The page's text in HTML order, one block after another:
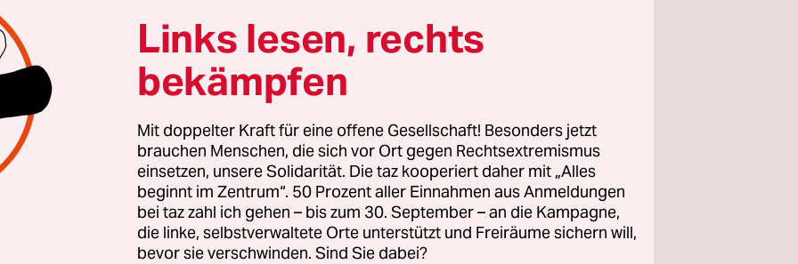
Sie hat aktuell 32 Abgeordnete und ist die drittstärkste
im 300 Sitze umfassenden Athener Parlament.
eingereichten Misstrauensantrag
zudem die Abgeordneten der führenden Athener
Syriza (36 Sitze), deren jüngste Abspaltung „Neue
Sitze) sowie der linkskonservative „Kurs der Freiheit“ (6 Sitze).
die übrigen vier Oppositionsparteien – neben der
Partei noch die drei Rechtsparteien „Griechische
Sieg“ sowie „Die Spartaner“ – der Regierung Mitsotakis
Links lesen, rechts
bekämpfen
Mit doppelter Kraft für eine offene Gesellschaft! Besonders jetzt
brauchen Menschen, die sich vor Ort gegen Rechtsextremismus
einsetzen, unsere Solidarität. Die taz kooperiert daher mit „Alles
beginnt im Zentrum“. 50 Prozent aller Einnahmen aus Anmeldungen
bei taz zahl ich gehen – bis zum 30. September – an die Kampagne,
die linke, selbstverwaltete Orte unterstützt und Freiräume sichern will,
bevor sie verschwinden. Sind Sie dabei?